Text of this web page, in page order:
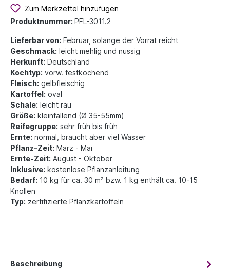
Zum Merkzettel hinzufügen
Produktnummer: PFL-3011.2
Lieferbar von: Februar, solange der Vorrat reicht
Geschmack: leicht mehlig und nussig
Herkunft: Deutschland
Kochtyp: vorw. festkochend
Fleisch: gelbfleischig
Kartoffel: oval
Schale: leicht rau
Größe: kleinfallend (Ø 35-55mm)
Reifegruppe: sehr früh bis früh
Ernte: normal, braucht aber viel Wasser
Pflanz-Zeit: März - Mai
Ernte-Zeit: August - Oktober
Inklusive: kostenlose Pflanzanleitung
Bedarf: 10 kg für ca. 30 m² bzw. 1 kg enthält ca. 10-15
Knollen
Typ: zertifizierte Pflanzkartoffeln
Beschreibung